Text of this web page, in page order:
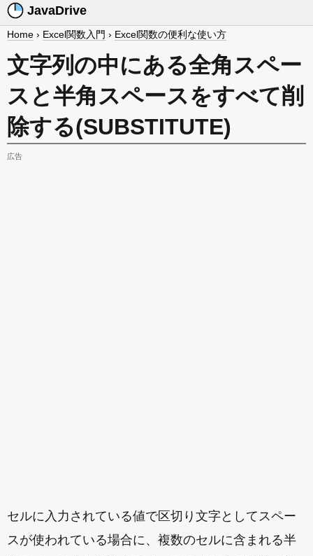
JavaDrive
Home › Excel関数入門 › Excel関数の便利な使い方
文字列の中にある全角スペー
スと半角スペースをすべて削
除する(SUBSTITUTE)
広告
セルに入力されている値で区切り文字としてスペー
スが使われている場合に、複数のセルに含まれる半